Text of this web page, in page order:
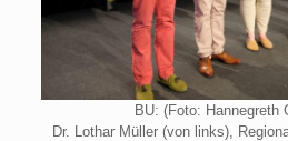
BU: (Foto: Hannegreth
Dr. Lothar Müller (von links),